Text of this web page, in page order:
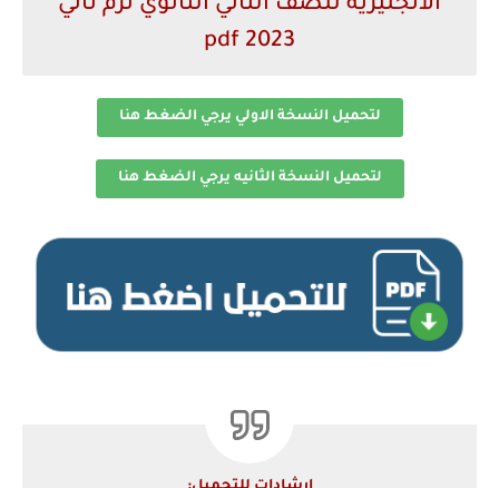
الانجليزية للصف الثاني الثانوي ترم ثاني
2023 pdf
لتحميل النسخة الاولي يرجي الضغط هنا
لتحميل النسخة الثانيه يرجي الضغط هنا